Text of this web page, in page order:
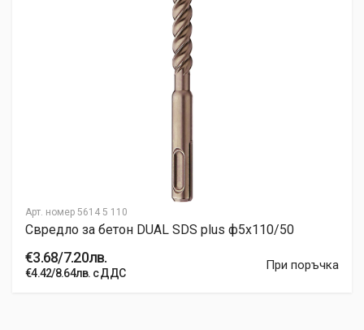
Арт. номер 5614 5 110
Свредло за бетон DUAL SDS plus ф5x110/50
€3.68/7.20лв.
€4.42/8.64лв. с ДДС
При поръчка